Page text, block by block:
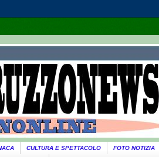
CULTURA E SPETTACOLO FOTO NOTIZIA